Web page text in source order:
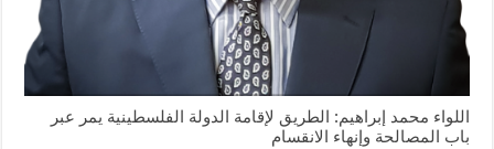
اللواء محمد إبراهيم: الطريق لإقامة الدولة الفلسطينية يمر عبر
باب المصالحة وإنهاء الانقسام